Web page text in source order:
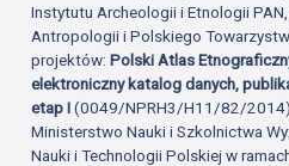
Instytutu Archeologii i Etnologii
Antropologii i Polskiego
projektów:Polski Atlas
elektroniczny katalog danych,
etap I(0049/NPRH3/H11/82/
Ministerstwo Nauki i Szkolnictwa
Nauki i Technologii Polskiej w